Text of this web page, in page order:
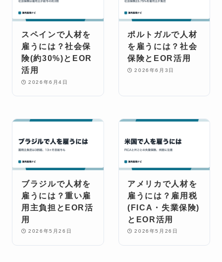
スペインで人材を
雇うには？社会保
険(約30%)とEOR
活用
2026年6月4日
ポルトガルで人材
を雇うには？社会
保険とEOR活用
2026年6月3日
ブラジルで人材を
雇うには？重い雇
用主負担とEOR活
用
2026年5月26日
アメリカで人材を
雇うには？雇用税
(FICA・失業保険)
とEOR活用
2026年5月26日